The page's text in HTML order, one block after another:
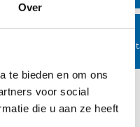
Over
te bieden en om ons
voor social
die u aan ze heeft
Instagram
Volg ons op